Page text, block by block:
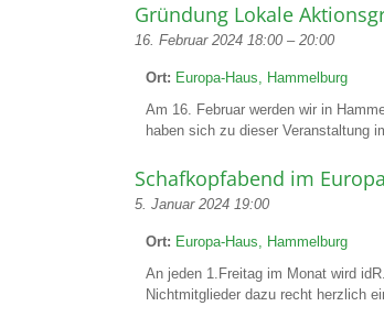
Gründung Lokale
16. Februar 2024 18:00 – 20:00
Ort: Europa-Haus, Hammelburg
Am 16. Februar werden wir in
haben sich zu dieser Veranstaltung
Schafkopfabend im
5. Januar 2024 19:00
Ort: Europa-Haus, Hammelburg
An jeden 1.Freitag im Monat wird
Nichtmitglieder dazu recht herzlich